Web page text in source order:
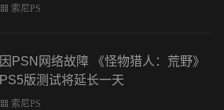
索尼PS
因PSN网络故障 《怪物猎人：荒野》
PS5版测试将延长一天
索尼PS